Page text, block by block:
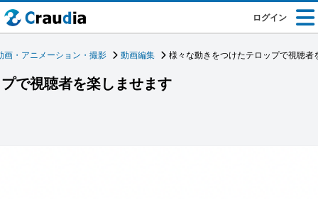
ログイン
画・アニメーション・撮影 動画編集 様々な動きをつけたテロップで視聴者
で視聴者を楽しませます